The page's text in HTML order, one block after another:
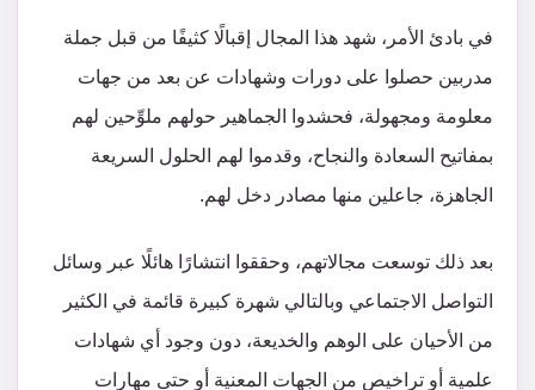
في بادئ الأمر، شهد هذا المجال إقبالًا كثيفًا من قبل جملة
مدربين حصلوا على دورات وشهادات عن بعد من جهات
معلومة ومجهولة، فحشدوا الجماهير حولهم ملوِّحين لهم
بمفاتيح السعادة والنجاح، وقدموا لهم الحلول السريعة
الجاهزة، جاعلين منها مصادر دخل لهم.
بعد ذلك توسعت مجالاتهم، وحققوا انتشارًا هائلًا عبر وسائل
التواصل الاجتماعي وبالتالي شهرة كبيرة قائمة في الكثير
من الأحيان على الوهم والخديعة، دون وجود أي شهادات
علمية أو تراخيص من الجهات المعنية أو حتى مهارات